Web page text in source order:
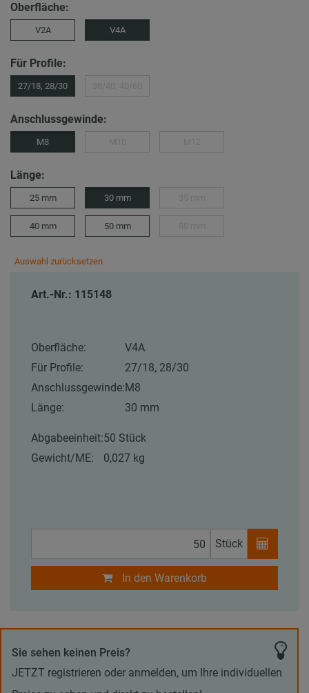
Oberfläche:
V2A V4A
Für Profile:
27/18, 28/30
Anschlussgewinde:
M8
Länge:
25 mm 30 mm
40 mm 50 mm
Auswahl zurücksetzen
Art.-Nr.: 115148
Oberfläche:
V4A
Für Profile:
27/18, 28/30
Anschlussgewinde:M8
Länge:
30 mm
Abgabeeinheit:50 Stück
Gewicht/ME:
0,027 kg
Stück
In den Warenkorb
Sie sehen keinen Preis?
JETZT registrieren oder anmelden, um Ihre individuellen